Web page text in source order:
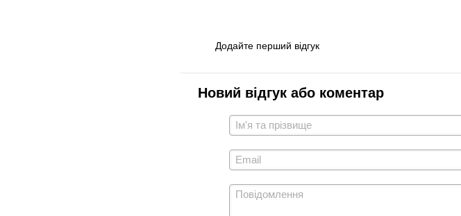
Додайте перший відгук
Новий відгук або коментар